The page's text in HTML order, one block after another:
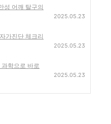
성 어깨 탈구의
2025.05.23
가진단 체크리
2025.05.23
학으로 바로
2025.05.23